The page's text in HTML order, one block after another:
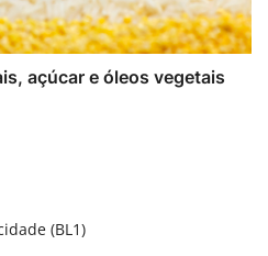
açúcar e óleos vegetais
(BL1)